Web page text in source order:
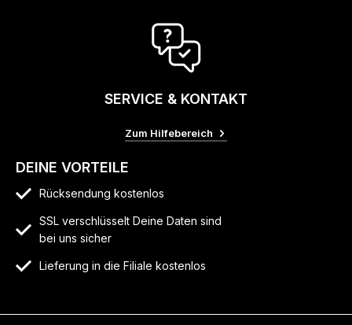
SERVICE & KONTAKT
Zum Hilfebereich
DEINE VORTEILE
Rücksendung kostenlos
SSL verschlüsselt Deine Daten sind
bei uns sicher
Lieferung in die Filiale kostenlos